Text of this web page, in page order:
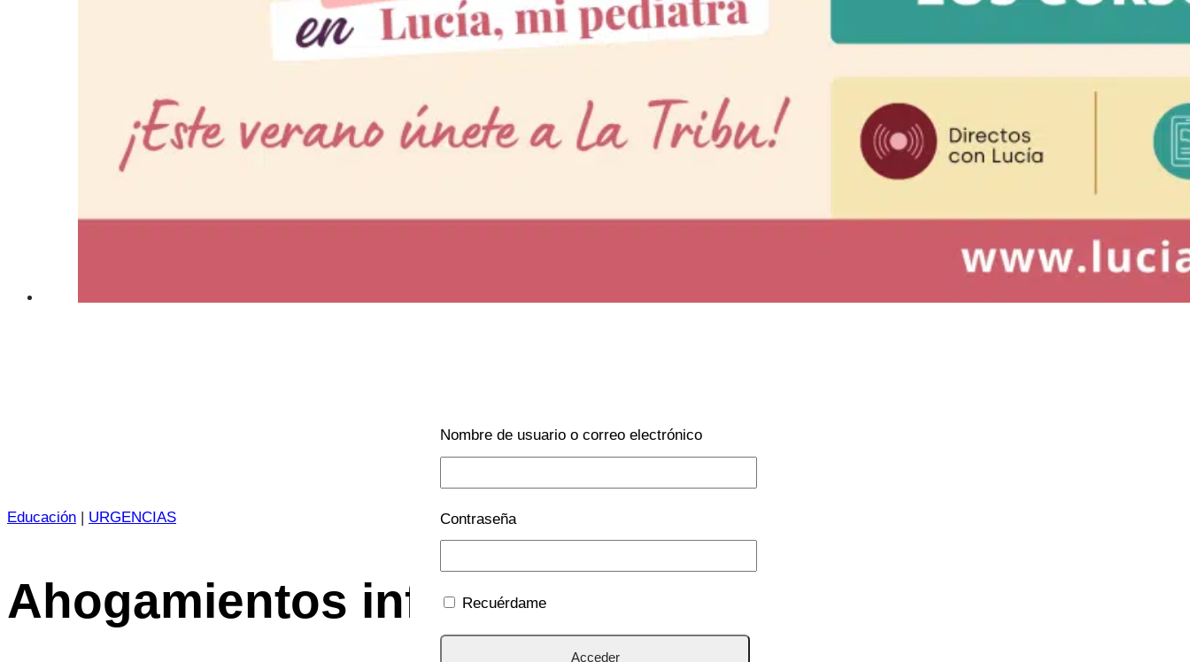
Educación | URGENCIAS
Ahogamientos infantiles
Nombre de usuario o correo electrónico
Contraseña
Recuérdame